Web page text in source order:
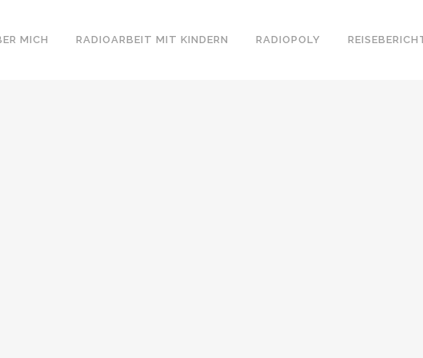
MICH RADIOARBEIT MIT KINDERN RADIOPOLY